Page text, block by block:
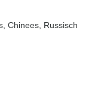
Chinees, Russisch